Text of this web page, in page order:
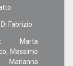
Fabrizio
Marta
Massimo